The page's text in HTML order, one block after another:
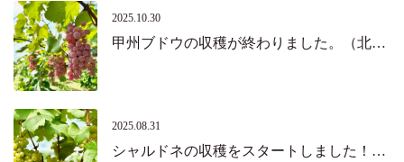
2025.10.30
甲州ブドウの収穫が終わりました。（北杜市・韮崎市）
2025.08.31
シャルドネの収穫をスタートしました！（北杜市）